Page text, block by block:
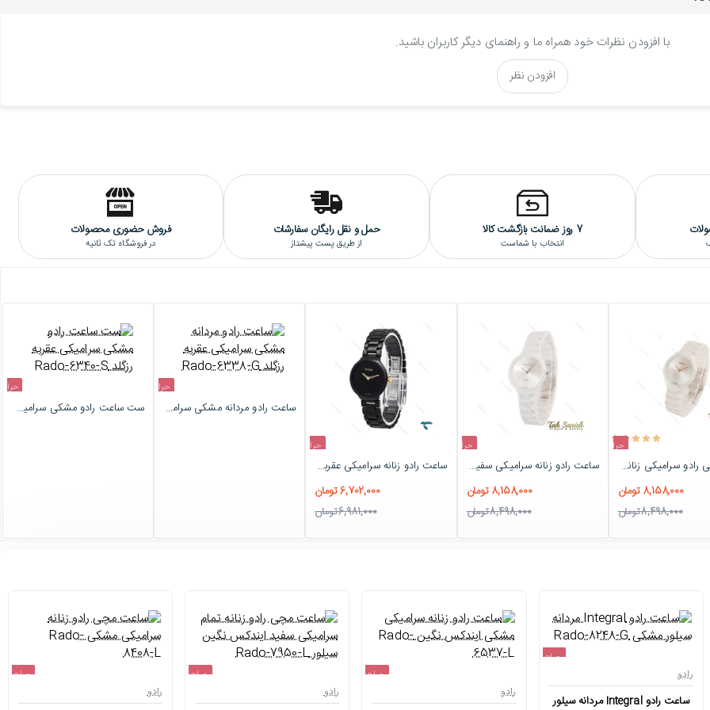
و دقت بسیار بالایی برخوردار است و دارای ضمانت یکساله فروشگاه تک ثانیه می باشد.
با افزودن نظرات خود همراه ما و راهنمای دیگر کاربران باشید.
افزودن نظر
7 روز ضمانت بازگشت کالا
انتخاب با شماست
حمل و نقل رایگان سفارشات
از طریق پست پیشتاز
فروش حضوری محصولات
در فروشگاه تک ثانیه
حراج
-4%ساعت مچی رادو سرامیکی زنانه سفید Rado-3631-L
8,158,000 تومان
8,498,000 تومان
حراج
-4%ساعت رادو زنانه سرامیکی سفید صفحه مهندسی Rado-4727-L
8,158,000 تومان
8,498,000 تومان
حراج
-4%ساعت رادو زنانه سرامیکی عقربه طلایی Rado-6332-L
6,702,000 تومان
6,981,000 تومان
حراج
اتمام موجودی
ساعت رادو مردانه مشکی سرامیکی عقربه رزگلد Rado-6338-G
حراج
اتمام موجودی
ست ساعت رادو مشکی سرامیکی عقربه رزگلد Rado-6340-S
حراج
اتمام موجودی
رادو
ساعت رادو Integral مردانه سیلور
حراج
-4%
رادو
حراج
-4%
رادو
حراج
-4%
رادو